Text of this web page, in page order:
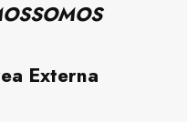
Externa